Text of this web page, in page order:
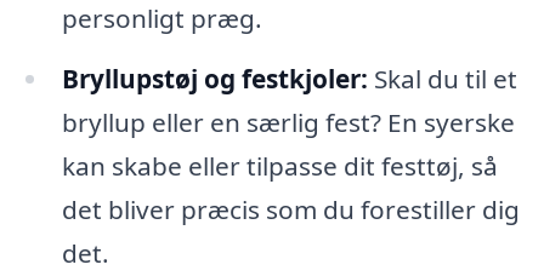
personligt præg.
Bryllupstøj og festkjoler: Skal du til et
bryllup eller en særlig fest? En syerske
kan skabe eller tilpasse dit festtøj, så
det bliver præcis som du forestiller dig
det.